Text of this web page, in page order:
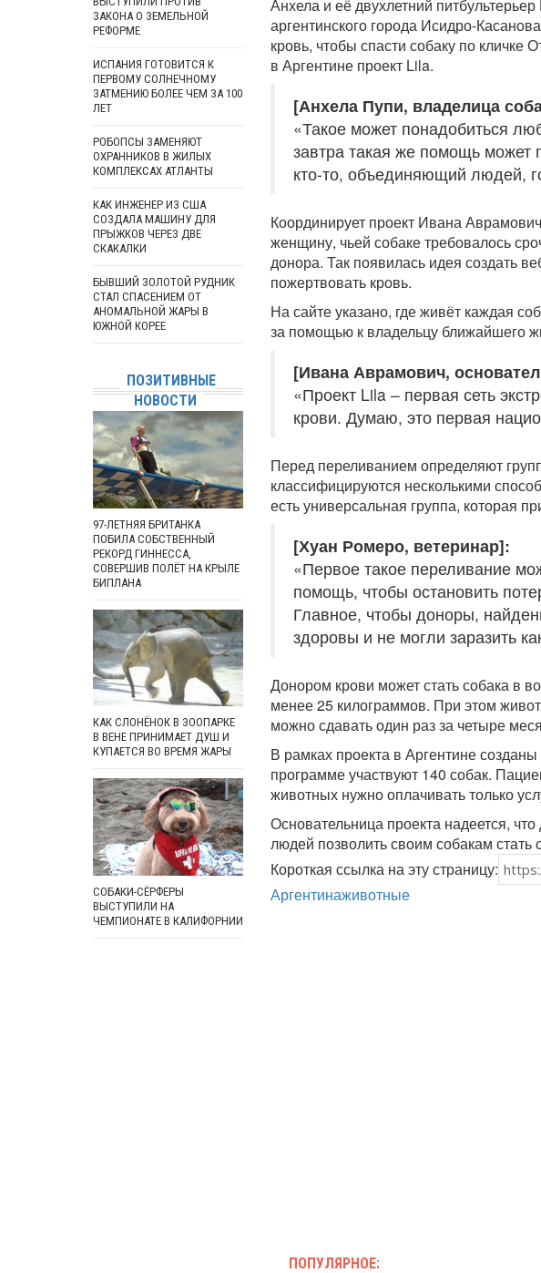
Анхела и её двухлетний
аргентинского города Исидро-
кровь, чтобы спасти собаку по
в Аргентине проект Lila.
[Анхела Пупи, владелица
«Такое может понадобиться
завтра такая же помощь может
кто-то, объединяющий людей,
Координирует проект Ивана
женщину, чьей собаке требовалось
донора. Так появилась идея создать
пожертвовать кровь.
На сайте указано, где живёт каждая
за помощью к владельцу ближайшего
[Ивана Аврамович,
«Проект Lila – первая сеть
крови. Думаю, это первая
Перед переливанием определяют
классифицируются несколькими
есть универсальная группа, которая
[Хуан Ромеро, ветеринар]:
«Первое такое переливание
помощь, чтобы остановить
Главное, чтобы доноры,
здоровы и не могли заразить
Донором крови может стать собака в
менее 25 килограммов. При этом
можно сдавать один раз за четыре
В рамках проекта в Аргентине
программе участвуют 140 собак.
животных нужно оплачивать только
Основательница проекта надеется,
людей позволить своим собакам стать
Короткая ссылка на эту страницу:
Аргентинаживотные
ПОПУЛЯРНОЕ:
ЗАКОНА О ЗЕМЕЛЬНОЙ
РЕФОРМЕ
ИСПАНИЯ ГОТОВИТСЯ К
ПЕРВОМУ СОЛНЕЧНОМУ
ЗАТМЕНИЮ БОЛЕЕ ЧЕМ ЗА 100
ЛЕТ
РОБОПСЫ ЗАМЕНЯЮТ
ОХРАННИКОВ В ЖИЛЫХ
КОМПЛЕКСАХ АТЛАНТЫ
КАК ИНЖЕНЕР ИЗ США
СОЗДАЛА МАШИНУ ДЛЯ
ПРЫЖКОВ ЧЕРЕЗ ДВЕ
СКАКАЛКИ
БЫВШИЙ ЗОЛОТОЙ РУДНИК
СТАЛ СПАСЕНИЕМ ОТ
АНОМАЛЬНОЙ ЖАРЫ В
ЮЖНОЙ КОРЕЕ
ПОЗИТИВНЫЕ
НОВОСТИ
97-ЛЕТНЯЯ БРИТАНКА
ПОБИЛА СОБСТВЕННЫЙ
РЕКОРД ГИННЕССА,
СОВЕРШИВ ПОЛЁТ НА КРЫЛЕ
БИПЛАНА
КАК СЛОНЁНОК В ЗООПАРКЕ
В ВЕНЕ ПРИНИМАЕТ ДУШ И
КУПАЕТСЯ ВО ВРЕМЯ ЖАРЫ
СОБАКИ-СЁРФЕРЫ
ВЫСТУПИЛИ НА
ЧЕМПИОНАТЕ В КАЛИФОРНИИ